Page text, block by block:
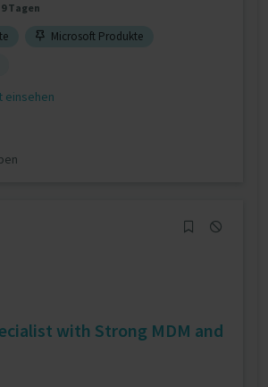
Tagen
Microsoft Produkte
einsehen
with Strong MDM and